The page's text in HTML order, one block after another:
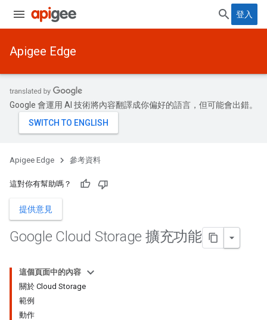
登入
Apigee Edge
Google 會運用 AI 技術將內容翻譯成你偏好的語言，但可能會出錯。
Apigee Edge 參考資料
這對你有幫助嗎？
提供意見
Google Cloud Storage 擴充功能
這個頁面中的內容
關於 Cloud Storage
範例
動作